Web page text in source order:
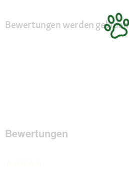
Bewertungen werden geladen
Bewertungen